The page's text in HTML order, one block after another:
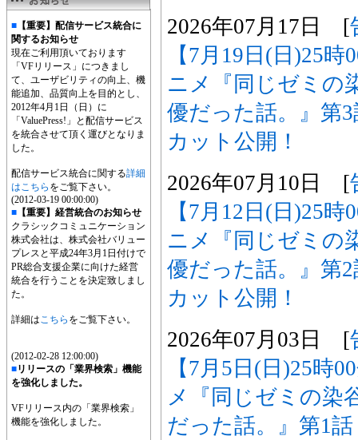
■ 【重要】配信サービス統合に
関するお知らせ
現在ご利用頂いております
「VFリリース」につきまし
て、ユーザビリティの向上、機
能追加、品質向上を目的とし、
2012年4月1日（日）に
「ValuePress!」と配信サービス
を統合させて頂く運びとなりま
した。
配信サービス統合に関する詳細
はこちら をご覧下さい。
(2012-03-19 00:00:00)
■ 【重要】経営統合のお知らせ
クラシックコミュニケーション
株式会社は、株式会社バリュー
プレスと平成24年3月1日付けで
PR総合支援企業に向けた経営
統合を行うことを決定致しまし
た。
詳細はこちら をご覧下さい。
(2012-02-28 12:00:00)
■リリースの「業界検索」機能
を強化しました。
VFリリース内の「業界検索」
機能を強化しました。
2026年07月17日 [
【7月19日(日)25
ニメ『同じゼミの
優だった話。』第
カット公開！
2026年07月10日 [
【7月12日(日)25
ニメ『同じゼミの
優だった話。』第
カット公開！
2026年07月03日 [
【7月5日(日)25時
メ『同じゼミの染
だった話。』第1